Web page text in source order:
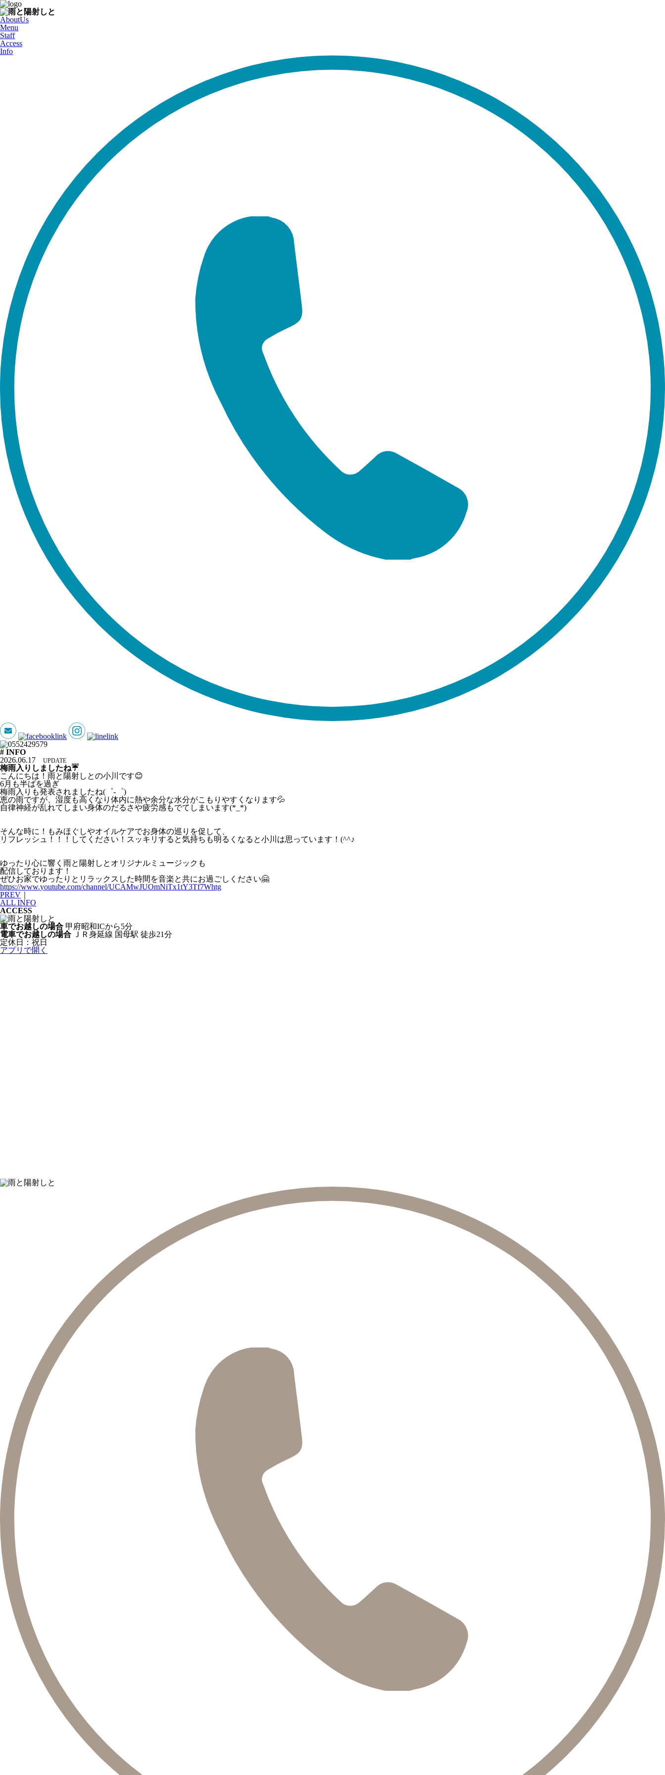
AboutUs
Menu
Staff
Access
Info
# INFO
2026.06.17
UPDATE
梅雨入りしましたね☔
こんにちは！雨と陽射しとの小川です😊
6月も半ばを過ぎ
梅雨入りも発表されましたね(゜-゜)
恵の雨ですが、湿度も高くなり体内に熱や余分な水分がこもりやすくなります💦
自律神経が乱れてしまい身体のだるさや疲労感もでてしまいます(*_*)
そんな時に！もみほぐしやオイルケアでお身体の巡りを促して、
リフレッシュ！！！してください！スッキリすると気持ちも明るくなると小川は思っています！(^^♪
ゆったり心に響く雨と陽射しとオリジナルミュージックも
配信しております！
ぜひお家でゆったりとリラックスした時間を音楽と共にお過ごしください🤗
https://www.youtube.com/channel/UCAMwJUOmNiTx1tY3Tf7Whtg
PREV
ALL INFO
ACCESS
車でお越しの場合 甲府昭和ICから5分
電車でお越しの場合 ＪＲ身延線 国母駅 徒歩21分
定休日：祝日
アプリで開く